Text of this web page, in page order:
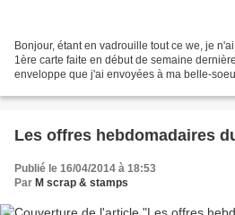
Bonjour, étant en vadrouille tout ce we, je
1ère carte faite en début de semaine
enveloppe que j'ai envoyées à ma belle-
Les offres hebdomadaires
Publié le 16/04/2014 à 18:53
Par M scrap & stamps